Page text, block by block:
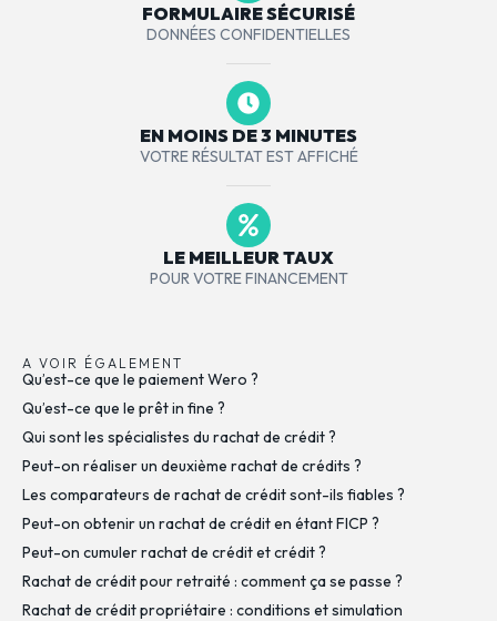
FORMULAIRE SÉCURISÉ
DONNÉES CONFIDENTIELLES
EN MOINS DE 3 MINUTES
VOTRE RÉSULTAT EST AFFICHÉ
LE MEILLEUR TAUX
POUR VOTRE FINANCEMENT
A VOIR ÉGALEMENT
Qu’est-ce que le paiement Wero ?
Qu’est-ce que le prêt in fine ?
Qui sont les spécialistes du rachat de crédit ?
Peut-on réaliser un deuxième rachat de crédits ?
Les comparateurs de rachat de crédit sont-ils fiables ?
Peut-on obtenir un rachat de crédit en étant FICP ?
Peut-on cumuler rachat de crédit et crédit ?
Rachat de crédit pour retraité : comment ça se passe ?
Rachat de crédit propriétaire : conditions et simulation